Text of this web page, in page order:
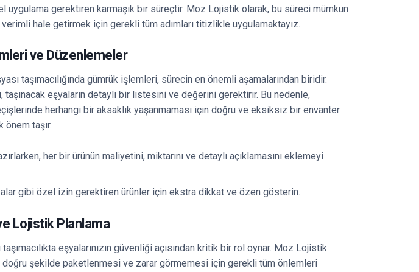
uygulama gerektiren karmaşık bir süreçtir. Moz Lojistik olarak, bu süreci mümkün
hale getirmek için gerekli tüm adımları titizlikle uygulamaktayız.
ve Düzenlemeler
taşımacılığında gümrük işlemleri, sürecin en önemli aşamalarından biridir.
taşınacak eşyaların detaylı bir listesini ve değerini gerektirir. Bu nedenle,
herhangi bir aksaklık yaşanmaması için doğru ve eksiksiz bir envanter
önem taşır.
her bir ürünün maliyetini, miktarını ve detaylı açıklamasını eklemeyi
gibi özel izin gerektiren ürünler için ekstra dikkat ve özen gösterin.
Lojistik Planlama
eşyalarınızın güvenliği açısından kritik bir rol oynar. Moz Lojistik
doğru şekilde paketlenmesi ve zarar görmemesi için gerekli tüm önlemleri